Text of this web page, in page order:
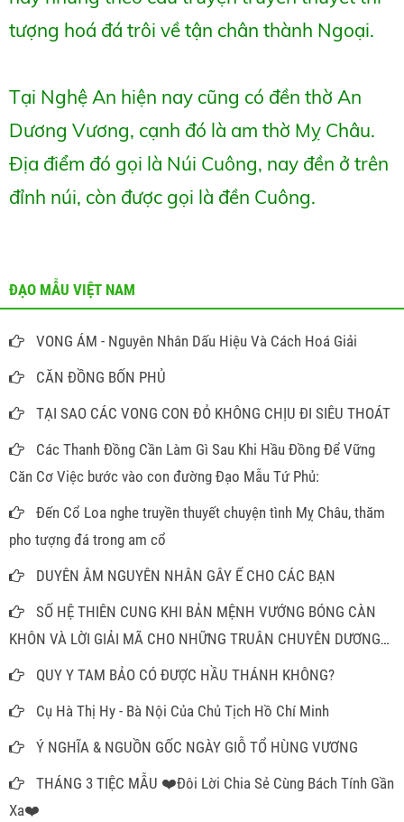
tượng hoá đá trôi về tận chân thành Ngoại.
Tại Nghệ An hiện nay cũng có đền thờ An
Dương Vương, cạnh đó là am thờ Mỵ Châu.
Địa điểm đó gọi là Núi Cuông, nay đền ở trên
đỉnh núi, còn được gọi là đền Cuông.
ĐẠO MẪU VIỆT NAM
VONG ÁM - Nguyên Nhân Dấu Hiệu Và Cách Hoá Giải
CĂN ĐỒNG BỐN PHỦ
TẠI SAO CÁC VONG CON ĐỎ KHÔNG CHỊU ĐI SIÊU THOÁT
Các Thanh Đồng Cần Làm Gì Sau Khi Hầu Đồng Để Vững
Căn Cơ Việc bước vào con đường Đạo Mẫu Tứ Phủ:
Đến Cổ Loa nghe truyền thuyết chuyện tình Mỵ Châu, thăm
pho tượng đá trong am cổ
DUYÊN ÂM NGUYÊN NHÂN GÂY Ế CHO CÁC BẠN
SỐ HỆ THIÊN CUNG KHI BẢN MỆNH VƯỚNG BÓNG CÀN
KHÔN VÀ LỜI GIẢI MÃ CHO NHỮNG TRUÂN CHUYÊN DƯƠNG
THẾ
QUY Y TAM BẢO CÓ ĐƯỢC HẦU THÁNH KHÔNG?
Cụ Hà Thị Hy - Bà Nội Của Chủ Tịch Hồ Chí Minh
Ý NGHĨA & NGUỒN GỐC NGÀY GIỖ TỔ HÙNG VƯƠNG
THÁNG 3 TIỆC MẪU ❤️Đôi Lời Chia Sẻ Cùng Bách Tính Gần
Xa❤️